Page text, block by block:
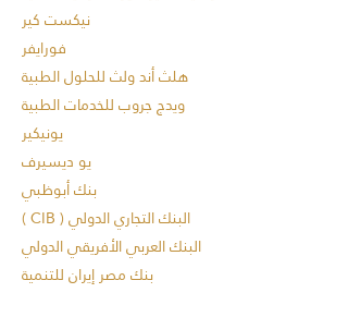
نيكست كير
فورايفر
هلث أند ولث للحلول الطبية
ويدج جروب للخدمات الطبية
يونيكير
يو ديسيرف
بنك أبوظبي
البنك التجاري الدولي ( CIB )
البنك العربي الأفريقي الدولي
بنك مصر إيران للتنمية